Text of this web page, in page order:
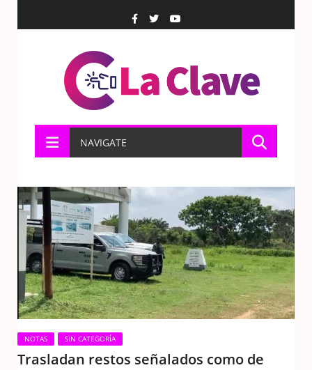
NAVIGATE
NOTAS SIN CATEGORÍA
Trasladan restos señalados como de